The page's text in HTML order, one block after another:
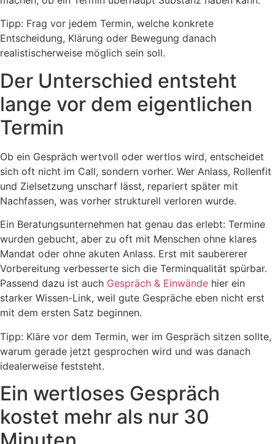
Tipp: Frag vor jedem Termin, welche konkrete
Entscheidung, Klärung oder Bewegung danach
realistischerweise möglich sein soll.
Der Unterschied entsteht
lange vor dem eigentlichen
Termin
Ob ein Gespräch wertvoll oder wertlos wird, entscheidet
sich oft nicht im Call, sondern vorher. Wer Anlass, Rollenfit
und Zielsetzung unscharf lässt, repariert später mit
Nachfassen, was vorher strukturell verloren wurde.
Ein Beratungsunternehmen hat genau das erlebt: Termine
wurden gebucht, aber zu oft mit Menschen ohne klares
Mandat oder ohne akuten Anlass. Erst mit saubererer
Vorbereitung verbesserte sich die Terminqualität spürbar.
Passend dazu ist auch Gespräch & Einwände hier ein
starker Wissen-Link, weil gute Gespräche eben nicht erst
mit dem ersten Satz beginnen.
Tipp: Kläre vor dem Termin, wer im Gespräch sitzen sollte,
warum gerade jetzt gesprochen wird und was danach
idealerweise feststeht.
Ein wertloses Gespräch
kostet mehr als nur 30